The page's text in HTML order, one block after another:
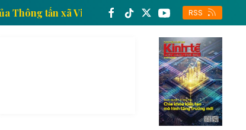
kinh tế của Thông tấn xã Việt Nam Trang
RSS